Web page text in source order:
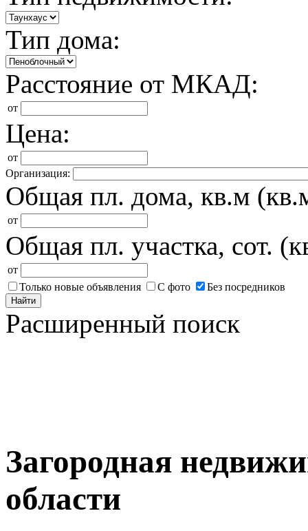
Тип дома:
Расстояние от МКАД:
от
Цена:
от
Организация:
Общая пл. дома, кв.м
от
Общая пл. участка, сот.
от
Только новые объявления
С фото Без посредников
Найти
Расширенный поиск
Загородная
области